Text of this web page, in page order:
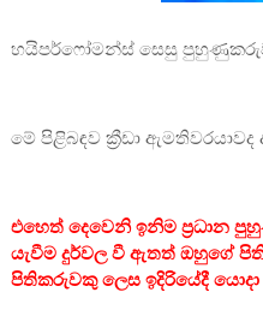
හයිපර්ෆෝමන්ස් සෙසු
මේ පිළිබඳව ක්‍රීඩා
එහෙත් දෙවෙනි ඉනිම ප්‍රධාන
යැවීම දුර්වල වී ඇතත් ඔහුගේ
පිතිකරුවකු ලෙස ඉදිරියේදී